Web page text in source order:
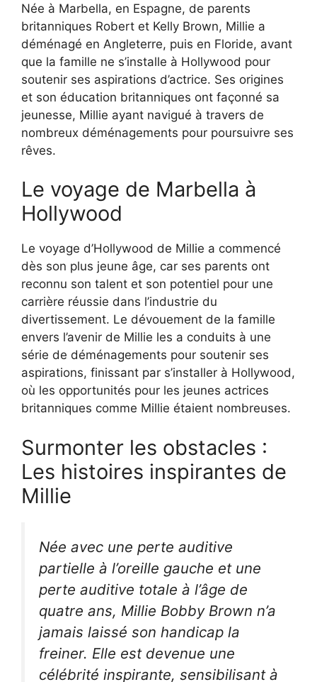
Née à Marbella, en Espagne, de parents
britanniques Robert et Kelly Brown, Millie a
déménagé en Angleterre, puis en Floride, avant
que la famille ne s’installe à Hollywood pour
soutenir ses aspirations d’actrice. Ses origines
et son éducation britanniques ont façonné sa
jeunesse, Millie ayant navigué à travers de
nombreux déménagements pour poursuivre ses
rêves.
Le voyage de Marbella à
Hollywood
Le voyage d’Hollywood de Millie a commencé
dès son plus jeune âge, car ses parents ont
reconnu son talent et son potentiel pour une
carrière réussie dans l’industrie du
divertissement. Le dévouement de la famille
envers l’avenir de Millie les a conduits à une
série de déménagements pour soutenir ses
aspirations, finissant par s’installer à Hollywood,
où les opportunités pour les jeunes actrices
britanniques comme Millie étaient nombreuses.
Surmonter les obstacles :
Les histoires inspirantes de
Millie
Née avec une perte auditive
partielle à l’oreille gauche et une
perte auditive totale à l’âge de
quatre ans, Millie Bobby Brown n’a
jamais laissé son handicap la
freiner. Elle est devenue une
célébrité inspirante, sensibilisant à